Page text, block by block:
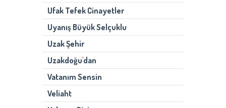
Ufak Tefek Cinayetler
Uyanış Büyük Selçuklu
Uzak Şehir
Uzakdoğu'dan
Vatanım Sensin
Veliaht